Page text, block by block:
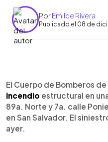
PorEmilce Rivera
Publicado el 08 de
Escuchar artículo
El Cuerpo de Bomberos
incendio estructural en
89a. Norte y 7a. calle
en San Salvador. El
ayer.